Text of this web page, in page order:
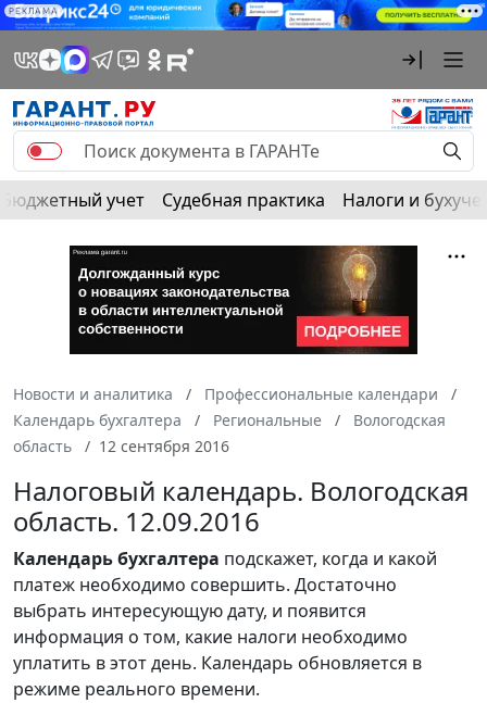
РЕКЛАМА
Бюджетный учет Судебная практика Налоги и
Новости и аналитика
Профессиональные календари
Календарь бухгалтера
Региональные
Вологодская
область
12 сентября 2016
Налоговый календарь. Вологодская
область. 12.09.2016
Календарьбухгалтера подскажет, когда и какой
платеж необходимо совершить. Достаточно
выбрать интересующую дату, и появится
информация о том, какие налоги необходимо
уплатить в этот день. Календарь обновляется в
режиме реального времени.